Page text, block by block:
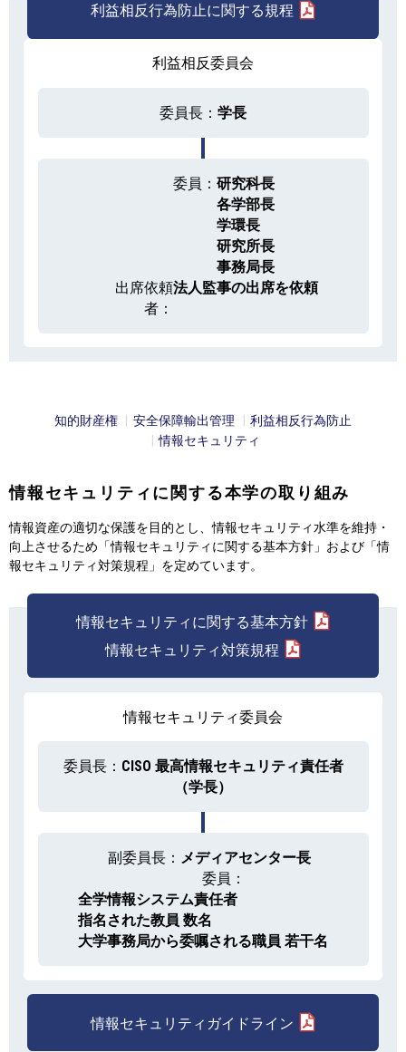
利益相反行為防止に関する規程
利益相反委員会
委員長： 学長
委員：研究科長
各学部長
学環長
研究所長
事務局長
出席依頼
者：
法人監事の出席を依頼
知的財産権 安全保障輸出管理
利益相反行為防止
情報セキュリティ
情報セキュリティに関する本学の取り組み
情報資産の適切な保護を目的とし、情報セキュリティ水準を維持・
向上させるため「情報セキュリティに関する基本方針」および「情
報セキュリティ対策規程」を定めています。
情報セキュリティに関する基本方針
情報セキュリティ対策規程
情報セキュリティ委員会
委員長： CISO 最高情報セキュリティ責任者
（学長）
副委員長： メディアセンター長
委員：
全学情報システム責任者
指名された教員 数名
大学事務局から委嘱される職員 若干名
情報セキュリティガイドライン